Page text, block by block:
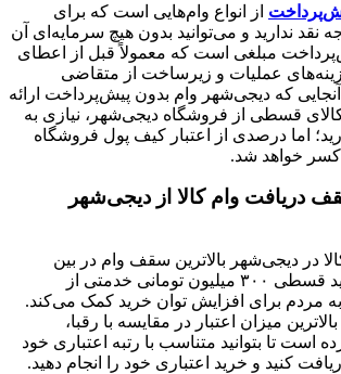
از انواع وام‌هایی است که برای
نقد ندارید و می‌توانید بدون هیچ سرمایه‌ای آن
مبلغی است که معمولاً قبل از اعطای
عملیات و زیرساخت از متقاضی
که دیجی‌شهر وام بدون پیش‌پرداخت ارائه
قسطی از فروشگاه دیجی‌شهر، نیازی به
اما درصدی از اعتبار کیف پول فروشگاه
کسر خواهد شد.
دریافت وام کالا از دیجی‌شهر
در دیجی‌شهر بالاترین سقف وام در بین
رقباست. سقف خرید قسطی ۳۰۰ میلیون تومانی خدمتی از
مردم برای افزایش توان خرید کمک می‌کند.
میزان اعتبار در مقایسه با رقبا،
است تا بتوانید متناسب با رتبه اعتباری خود